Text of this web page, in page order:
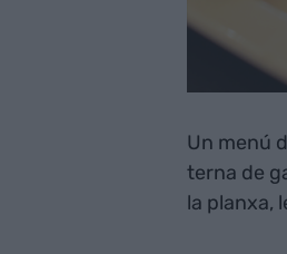
Un menú
terna de
la planxa,